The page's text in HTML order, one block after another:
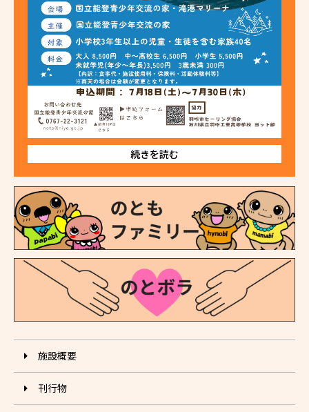
続きを読む
施設概要
刊⾏物